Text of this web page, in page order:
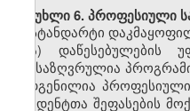
მუხლი6. პროფესიული
სტანდარტი
ა)
დაწესებულების
განსაზღვრულია
შედგენილიაპროფესიული
სტუდენტთა შეფასების